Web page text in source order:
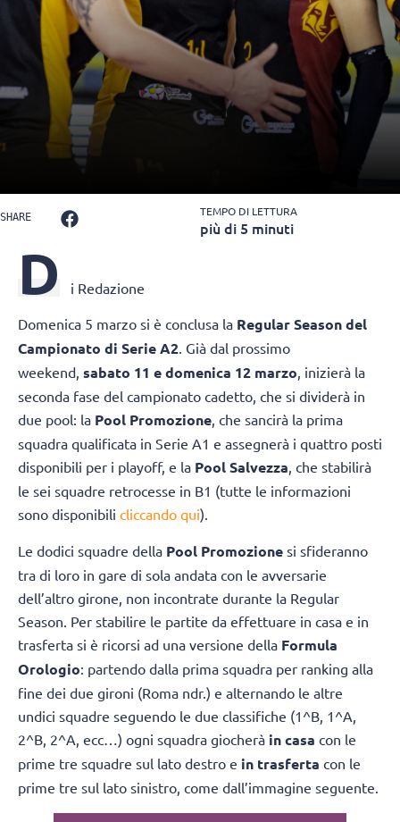
SHARE TEMPO DI LETTURA
più di 5 minuti
D i Redazione
Domenica 5 marzo si è conclusa la Regular Season del
Campionato di Serie A2. Già dal prossimo
weekend, sabato 11 e domenica 12 marzo, inizierà la
seconda fase del campionato cadetto, che si dividerà in
due pool: la Pool Promozione, che sancirà la prima
squadra qualificata in Serie A1 e assegnerà i quattro posti
disponibili per i playoff, e la Pool Salvezza, che stabilirà
le sei squadre retrocesse in B1 (tutte le informazioni
sono disponibili cliccando qui).
Le dodici squadre della Pool Promozione si sfideranno
tra di loro in gare di sola andata con le avversarie
dell’altro girone, non incontrate durante la Regular
Season. Per stabilire le partite da effettuare in casa e in
trasferta si è ricorsi ad una versione della Formula
Orologio: partendo dalla prima squadra per ranking alla
fine dei due gironi (Roma ndr.) e alternando le altre
undici squadre seguendo le due classifiche (1^B, 1^A,
2^B, 2^A, ecc…) ogni squadra giocherà in casa con le
prime tre squadre sul lato destro e in trasferta con le
prime tre sul lato sinistro, come dall’immagine seguente.